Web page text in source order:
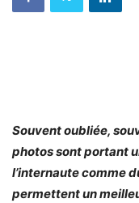
Souvent oubliée,
photos sont portant
l’internaute comme
permettent un